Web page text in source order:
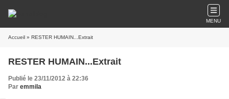
MENU
Accueil » RESTER HUMAIN...Extrait
RESTER HUMAIN...Extrait
Publié le 23/11/2012 à 22:36
Par emmila